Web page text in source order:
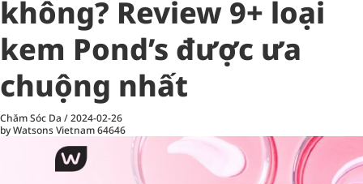
không? Review 9+ loại
kem Pond’s được ưa
chuộng nhất
Chăm Sóc Da /2024-02-26
by Watsons Vietnam64646